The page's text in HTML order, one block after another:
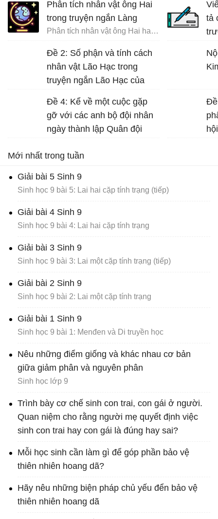
Phân tích nhân vật ông Hai
trong truyện ngắn Làng
Phân tích nhân vật ông Hai hay nhất
Đề 2: Số phận và tính cách
nhân vật Lão Hạc trong
truyện ngắn Lão Hạc của
Đề 4: Kể về một cuộc gặp
gỡ với các anh bộ đội nhân
ngày thành lập Quân đội
tả
Đề
Mới nhất trong tuần
Giải bài 5 Sinh 9
Sinh học 9 bài 5: Lai hai cặp tính trạng (tiếp)
Giải bài 4 Sinh 9
Sinh học 9 bài 4: Lai hai cặp tính trạng
Giải bài 3 Sinh 9
Sinh học 9 bài 3: Lai một cặp tính trạng (tiếp)
Giải bài 2 Sinh 9
Sinh học 9 bài 2: Lai một cặp tính trạng
Giải bài 1 Sinh 9
Sinh học 9 bài 1: Menđen và Di truyền học
Nêu những điểm giống và khác nhau cơ bản
giữa giảm phân và nguyên phân
Sinh học lớp 9
Trình bày cơ chế sinh con trai, con gái ở người.
Quan niệm cho rằng người mẹ quyết định việc
sinh con trai hay con gái là đúng hay sai?
Mỗi học sinh cần làm gì để góp phần bảo vệ
thiên nhiên hoang dã?
Hãy nêu những biện pháp chủ yếu đển bảo vệ
thiên nhiên hoang dã